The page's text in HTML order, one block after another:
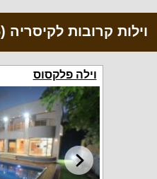
וילות קרובות לקיסריה (6)
וילה פלקסוס